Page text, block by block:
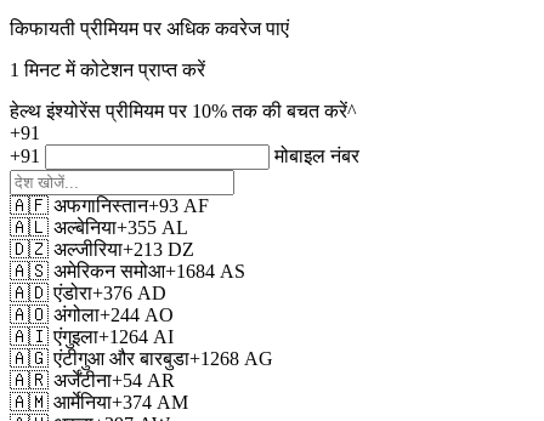
किफायती प्रीमियम पर अधिक कवरेज पाएं
1 मिनट में कोटेशन प्राप्त करें
हेल्थ इंश्योरेंस प्रीमियम पर 10% तक की बचत करें^
+91
+91
मोबाइल नंबर
🇦🇫 अफगानिस्तान+93 AF
🇦🇱 अल्बेनिया+355 AL
🇩🇿 अल्जीरिया+213 DZ
🇦🇸 अमेरिकन समोआ+1684 AS
🇦🇩 एंडोरा+376 AD
🇦🇴 अंगोला+244 AO
🇦🇮 एंगुइला+1264 AI
🇦🇬 एंटीगुआ और बारबुडा+1268 AG
🇦🇷 अर्जेंटीना+54 AR
🇦🇲 आर्मेनिया+374 AM